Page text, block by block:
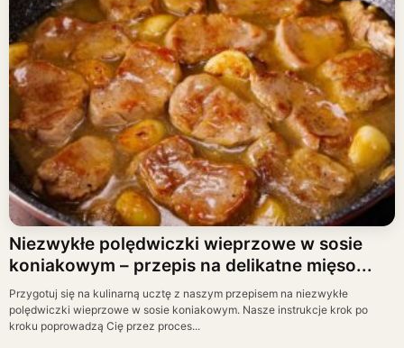
Niezwykłe polędwiczki wieprzowe w sosie
koniakowym – przepis na delikatne mięso...
Przygotuj się na kulinarną ucztę z naszym przepisem na niezwykłe
polędwiczki wieprzowe w sosie koniakowym. Nasze instrukcje krok po
kroku poprowadzą Cię przez proces...